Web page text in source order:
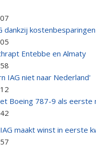
dankzij kostenbesparingen
Entebbe en Almaty
IAG niet naar Nederland'
Boeing 787-9 als eerste
maakt winst in eerste